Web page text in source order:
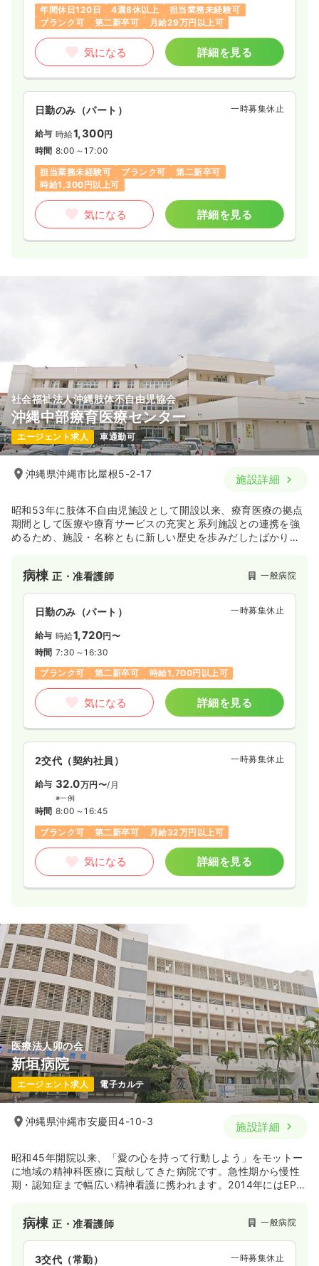
年間休日120日 4週8休以上
担当業務未経験可
ブランク可
第二新卒可 月給29万円以上可
気になる 詳細を見る
日勤のみ（パート） 一時募集休止
給与 時給1,300円
時間 8:00～17:00
担当業務未経験可
ブランク可
第二新卒可
時給1,300円以上可
気になる 詳細を見る
社会福祉法人沖縄肢体不自由児協会
沖縄中部療育医療センター
エージェント求人 車通勤可
沖縄県沖縄市比屋根5-2-17 施設詳細
昭和53年に肢体不自由児施設として開設以来、療育医療の拠点
期間として医療や療育サービスの充実と系列施設との連携を強
めるため、施設・名称ともに新しい歴史を歩みだしたばかりの
病棟正・准看護師 一般病院
日勤のみ（パート） 一時募集休止
給与 時給1,720円〜
時間 7:30～16:30
ブランク可
第二新卒可 時給1,700円以上可
気になる 詳細を見る
2交代（契約社員） 一時募集休止
給与 32.0万円〜/月
※一例
時間 8:00～16:45
ブランク可
第二新卒可 月給32万円以上可
気になる 詳細を見る
医療法人卯の会
新垣病院
エージェント求人 電子カルテ
沖縄県沖縄市安慶田4-10-3 施設詳細
昭和45年開院以来、「愛の心を持って行動しよう」をモットー
に地域の精神科医療に貢献してきた病院です。急性期から慢性
期・認知症まで幅広い精神看護に携われます。2014年にはEPA
病棟正・准看護師 一般病院
3交代（常勤） 一時募集休止